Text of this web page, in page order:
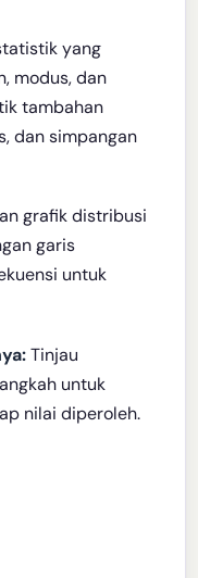
yang
modus, dan
tambahan
dan simpangan
grafik distribusi
garis
untuk
Tinjau
untuk
nilai diperoleh.